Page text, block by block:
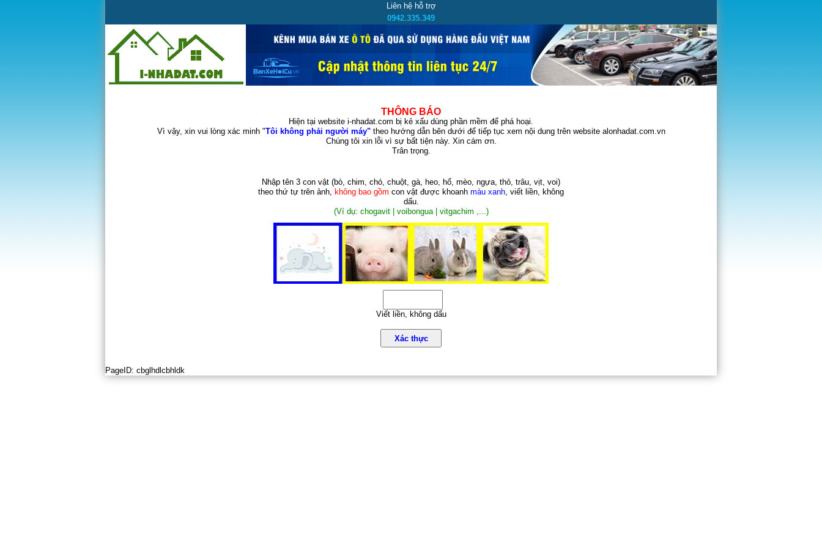
Liên hệ hỗ trợ
0942.335.349
THÔNG BÁO
Hiện tại website i-nhadat.com bị kẻ xấu dùng phần mềm để phá hoại.
Vì vậy, xin vui lòng xác minh "Tôi không phải người máy"theo hướng dẫn bên dưới để tiếp tục xem nội dung trên website alonhadat.com.vn
Chúng tôi xin lỗi vì sự bất tiện này. Xin cám ơn.
Trân trọng.
Nhập tên 3 con vật (bò, chim, chó, chuột, gà, heo, hổ, mèo, ngựa, thỏ, trâu, vịt, voi)
theo thứ tự trên ảnh, không bao gồm con vật được khoanh màu xanh, viết liền, không
dấu.
(Ví dụ: chogavit | voibongua | vitgachim ,...)
Viết liền, không dấu
Xác thực
PageID: cbglhdlcbhldk